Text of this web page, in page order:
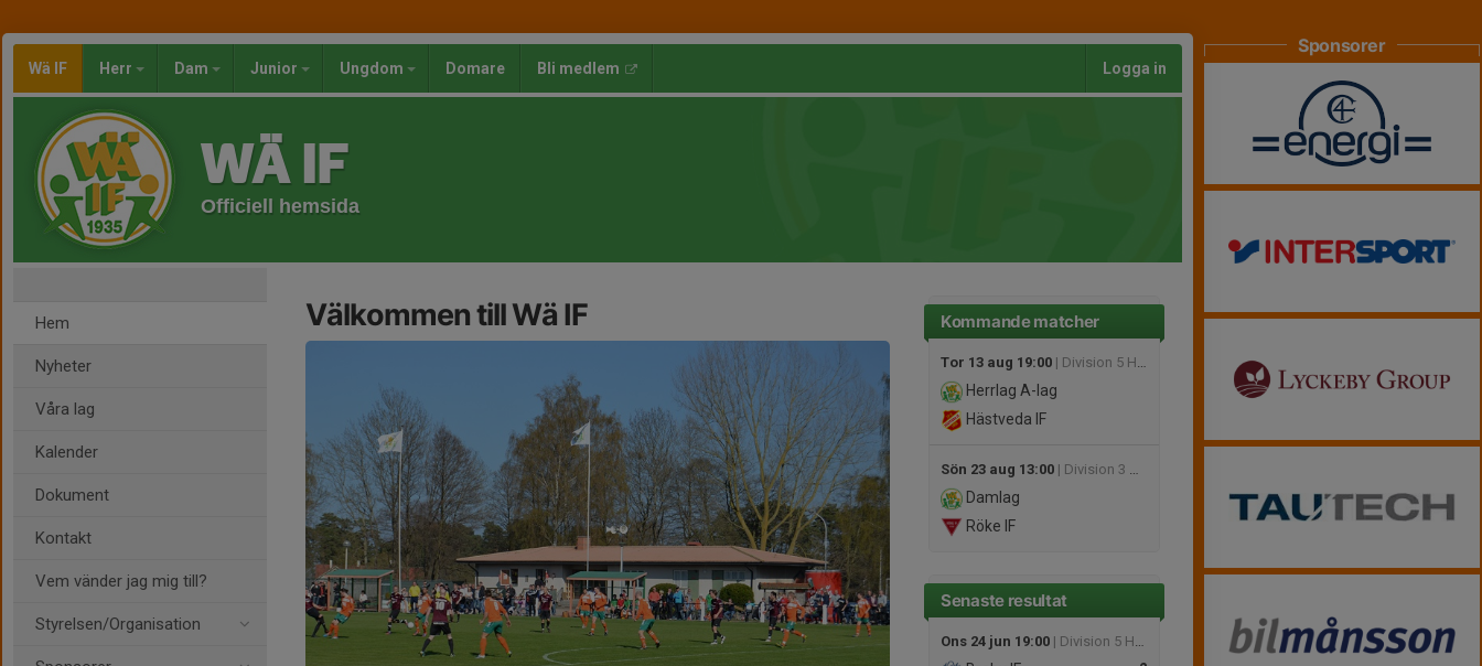
Wä IF Herr Dam Junior Ungdom Domare Bli medlem Logga in
WÄ IF
Officiell hemsida
Hem
Nyheter
Våra lag
Kalender
Dokument
Kontakt
Vem vänder jag mig till?
Styrelsen/Organisation
Kommande matcher
Tor 13 aug 19:00 | Division 5 Herr Nordöstra Skåne
Herrlag A-lag
Hästveda IF
Sön 23 aug 13:00 | Division 3 Dam Östra Skåne
Damlag
Röke IF
Senaste resultat
Ons 24 jun 19:00 | Division 5 Herr Nordöstra Skåne
Välkommen till Wä IF
Sponsorer